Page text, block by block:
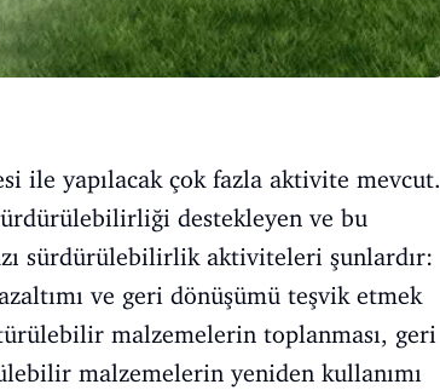
ile yapılacak çok fazla aktivite mevcut.
destekleyen ve bu
sürdürülebilirlik aktiviteleri şunlardır:
ve geri dönüşümü teşvik etmek
malzemelerin toplanması, geri
malzemelerin yeniden kullanımı